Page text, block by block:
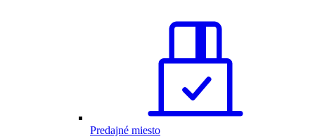
Predajné miesto